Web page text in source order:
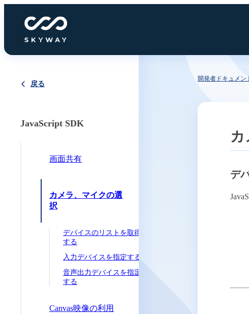
はじ
文字
戻る
JavaScript SDK
画面共有
カメラ、マイクの選
択
デバイスのリストを取得
する
入力デバイスを指定する
音声出力デバイスを指定
する
Canvas映像の利用
開発者ドキュメン
デ